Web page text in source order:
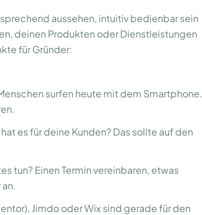
aussehen, intuitiv bedienbar sein
deinen Produkten oder Dienstleistungen
für Gründer:
surfen heute mit dem Smartphone.
es für deine Kunden? Das sollte auf den
tun? Einen Termin vereinbaren, etwas
Jimdo oder Wix sind gerade für den